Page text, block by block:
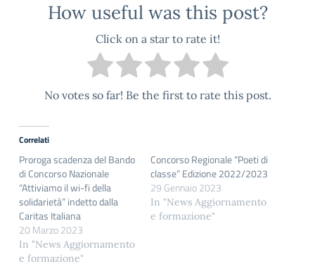
How useful was this post?
Click on a star to rate it!
No votes so far! Be the first to rate this post.
Correlati
Proroga scadenza del Bando
di Concorso Nazionale
“Attiviamo il wi-fi della
solidarietà” indetto dalla
Caritas Italiana
20 Marzo 2023
In "News Aggiornamento
e formazione"
Concorso Regionale “Poeti di
classe” Edizione 2022/2023
29 Gennaio 2023
In "News Aggiornamento
e formazione"